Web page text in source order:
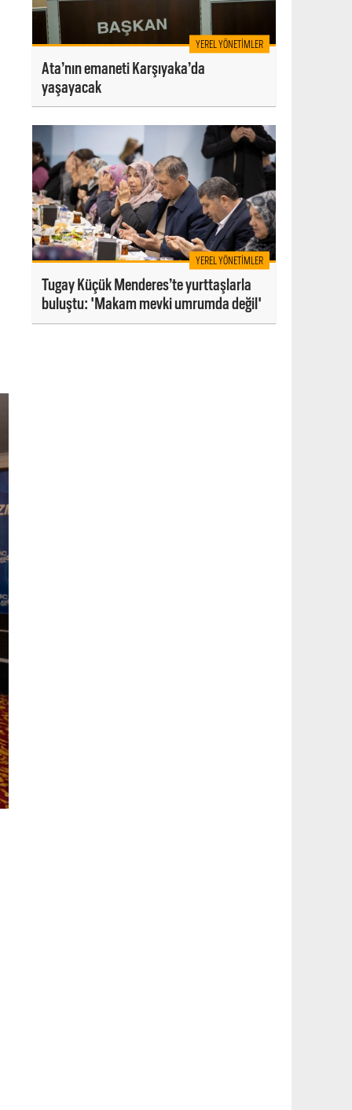
YEREL YÖNETIMLER
Ata’nın emaneti Karşıyaka’da
yaşayacak
YEREL YÖNETIMLER
Tugay Küçük Menderes’te yurttaşlarla
buluştu: 'Makam mevki umrumda değil'